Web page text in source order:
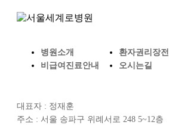
병원소개 환자권리장전
비급여진료안내
오시는길
대표자 : 정재훈
주소 : 서울 송파구 위례서로 248 5~12층